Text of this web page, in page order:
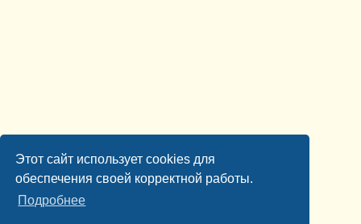
Этот сайт использует cookies для
обеспечения своей корректной работы.
Подробнее